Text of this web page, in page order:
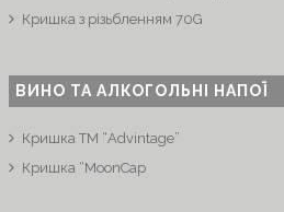
Кришка з різьбленням 70G
ВИНО ТА АЛКОГОЛЬНІ НАПОЇ
Кришка ТМ “Advintage”
Кришка “MoonCap